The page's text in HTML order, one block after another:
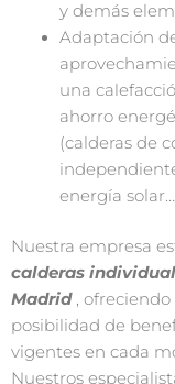
y demás
Adaptación
una
ahorro
(calderas de
energía
Nuestra empresa
calderas
Madrid ,
posibilidad de
vigentes en cada
Nuestros